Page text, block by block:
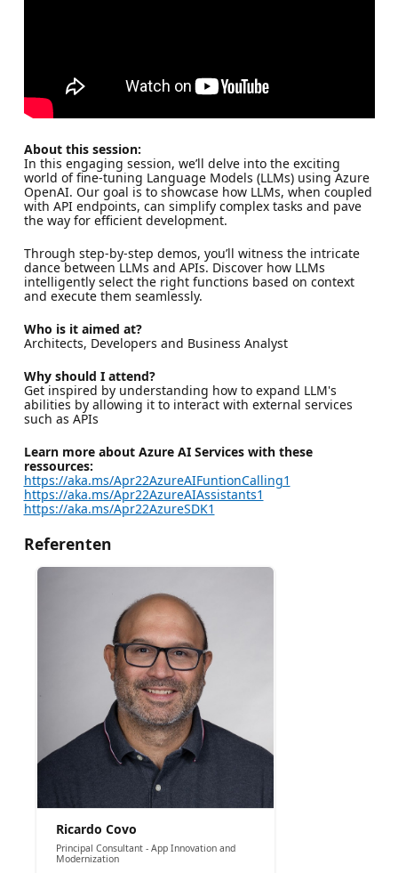
About this session:
In this engaging session, we’ll delve into the exciting
world of fine-tuning Language Models (LLMs) using Azure
OpenAI. Our goal is to showcase how LLMs, when coupled
with API endpoints, can simplify complex tasks and pave
the way for efficient development.
Through step-by-step demos, you’ll witness the intricate
dance between LLMs and APIs. Discover how LLMs
intelligently select the right functions based on context
and execute them seamlessly.
Who is it aimed at?
Architects, Developers and Business Analyst
Why should I attend?
Get inspired by understanding how to expand LLM's
abilities by allowing it to interact with external services
such as APIs
Learn more about Azure AI Services with these
ressources:
https://aka.ms/Apr22AzureAIFuntionCalling1
https://aka.ms/Apr22AzureAIAssistants1
https://aka.ms/Apr22AzureSDK1
Referenten
Ricardo Covo
Principal Consultant - App Innovation and
Modernization